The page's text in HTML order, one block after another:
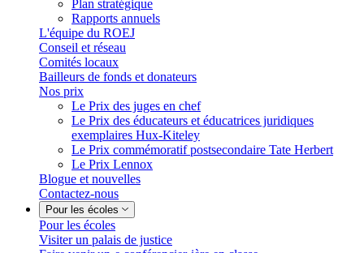
Plan stratégique
Rapports annuels
L'équipe du ROEJ
Conseil et réseau
Comités locaux
Bailleurs de fonds et donateurs
Nos prix
Le Prix des juges en chef
Le Prix des éducateurs et éducatrices juridiques
exemplaires Hux-Kiteley
Le Prix commémoratif postsecondaire Tate Herbert
Le Prix Lennox
Blogue et nouvelles
Contactez-nous
Pour les écoles
Pour les écoles
Visiter un palais de justice